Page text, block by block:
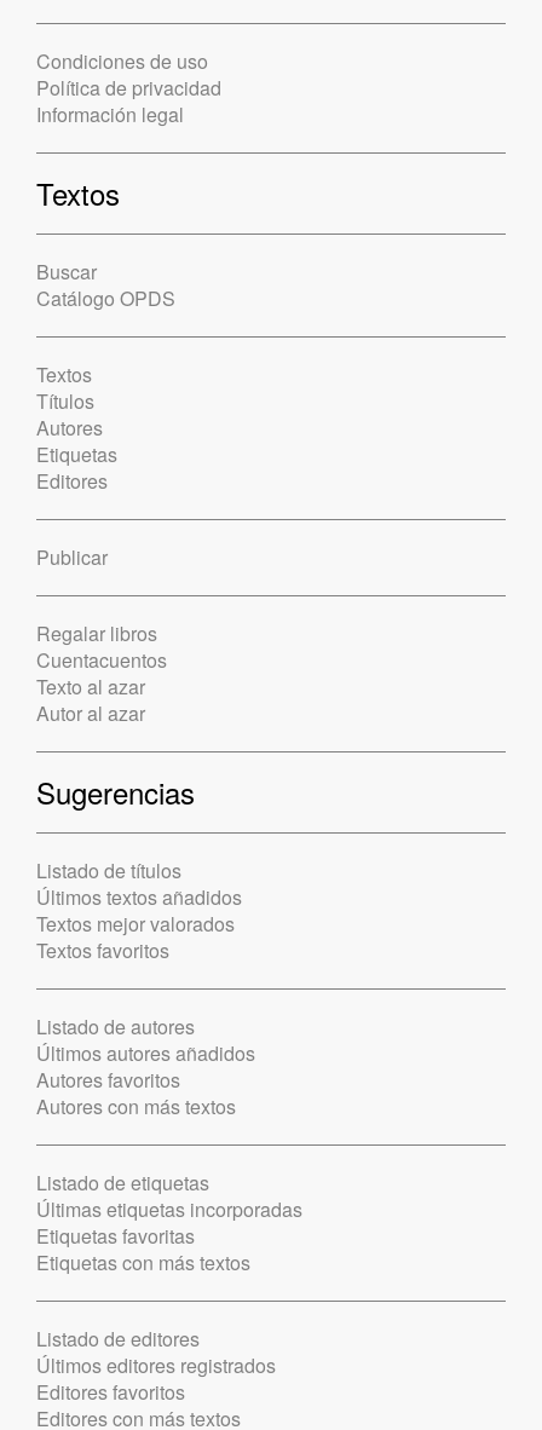
Condiciones de uso
Política de privacidad
Información legal
Textos
Buscar
Catálogo OPDS
Textos
Títulos
Autores
Etiquetas
Editores
Publicar
Regalar libros
Cuentacuentos
Texto al azar
Autor al azar
Sugerencias
Listado de títulos
Últimos textos añadidos
Textos mejor valorados
Textos favoritos
Listado de autores
Últimos autores añadidos
Autores favoritos
Autores con más textos
Listado de etiquetas
Últimas etiquetas incorporadas
Etiquetas favoritas
Etiquetas con más textos
Listado de editores
Últimos editores registrados
Editores favoritos
Editores con más textos